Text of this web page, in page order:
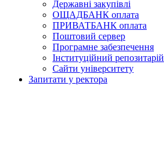
Державні закупівлі
ОЩАДБАНК оплата
ПРИВАТБАНК оплата
Поштовий сервер
Програмне забезпечення
Інституційний репозитарій
Сайти університету
Запитати у ректора